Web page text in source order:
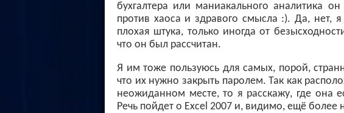
бухгалтера или маниакального аналитика
против хаоса и здравого смысла :). Да, нет,
плохая штука, только иногда от
что он был рассчитан.
Я им тоже пользуюсь для самых, порой,
что их нужно закрыть паролем. Так как
неожиданном месте, то я расскажу, где она
Речь пойдет о Excel 2007 и, видимо, ещё более